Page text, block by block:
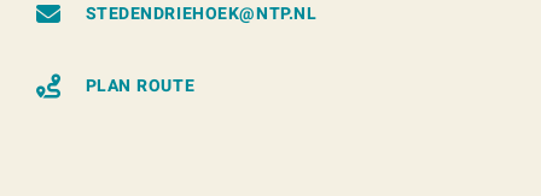
STEDENDRIEHOEK@NTP.NL
PLAN ROUTE